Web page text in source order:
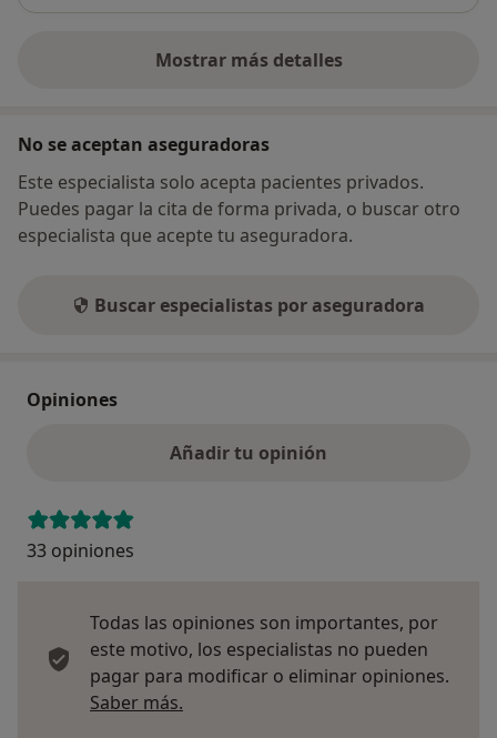
Mostrar más detalles
sobre la dirección
No se aceptan aseguradoras
Este especialista solo acepta pacientes privados.
Puedes pagar la cita de forma privada, o buscar otro
especialista que acepte tu aseguradora.
Buscar especialistas por aseguradora
Opiniones
Añadir tu opinión
33 opiniones
Todas las opiniones son importantes, por
este motivo, los especialistas no pueden
pagar para modificar o eliminar opiniones.
Saber más.